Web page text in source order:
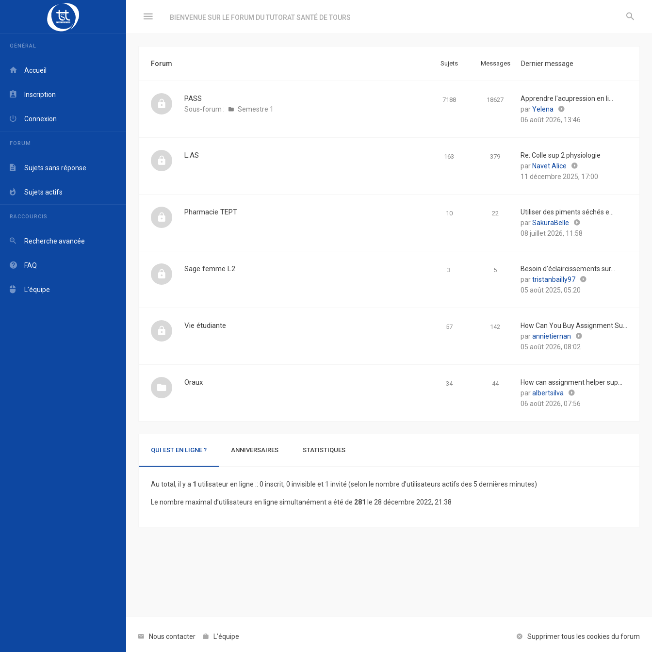
BIENVENUE SUR LE FORUM DU TUTORAT SANTÉ DE TOURS
GÉNÉRAL
Accueil
Inscription
Connexion
FORUM
Sujets sans réponse
Sujets actifs
RACCOURCIS
Recherche avancée
FAQ
L’équipe
Forum Sujets Messages Dernier message
PASS
Sous-forum : Semestre 1
7188 18627
Apprendre l'acupression en li…
parYelena
Consulter
le
06 août 2026, 13:46
L.AS 163 379
Re: Colle sup 2 physiologie
par Navet Alice
Consulter
le
11 décembre 2025, 17:00
Pharmacie TEPT 10 22
Utiliser des piments séchés e…
parSakuraBelle
Consulter
le
08 juillet 2026, 11:58
Sage femme L2 3 5
Besoin d’éclaircissements sur…
partristanbailly97
Consulter
05 août 2025, 05:20
Vie étudiante 57 142
How Can You Buy Assignment Su…
parannietiernan
Consulter
05 août 2026, 08:02
Oraux 34 44
How can assignment helper sup…
paralbertsilva
Consulter
le
06 août 2026, 07:56
QUI EST EN LIGNE ? ANNIVERSAIRES STATISTIQUES
Au total, il y a 1 utilisateur en ligne :: 0 inscrit, 0 invisible et 1 invité (selon le nombre d’utilisateurs actifs des 5 dernières minutes)
Le nombre maximal d’utilisateurs en ligne simultanément a été de 281 le 28 décembre 2022, 21:38
Nous contacter L’équipe Supprimer tous les cookies du forum